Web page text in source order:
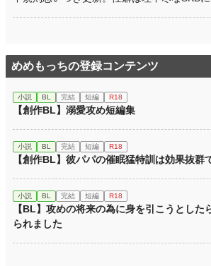
めめもっちの登録コンテンツ
小説 BL 完結 短編 R18
【創作BL】溺愛攻め短編集
小説 BL 完結 短編 R18
【創作BL】彼パパの催眠猛特訓は効果抜群
小説 BL 完結 短編 R18
【BL】攻めの将来の為に身を引こうとした
られました